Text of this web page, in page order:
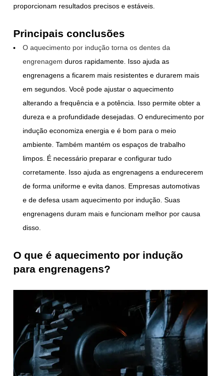
proporcionam resultados precisos e estáveis.
Principais conclusões
O aquecimento por indução torna os dentes da
engrenagem duros rapidamente. Isso ajuda as
engrenagens a ficarem mais resistentes e durarem mais
em segundos. Você pode ajustar o aquecimento
alterando a frequência e a potência. Isso permite obter a
dureza e a profundidade desejadas. O endurecimento por
indução economiza energia e é bom para o meio
ambiente. Também mantém os espaços de trabalho
limpos. É necessário preparar e configurar tudo
corretamente. Isso ajuda as engrenagens a endurecerem
de forma uniforme e evita danos. Empresas automotivas
e de defesa usam aquecimento por indução. Suas
engrenagens duram mais e funcionam melhor por causa
disso.
O que é aquecimento por indução
para engrenagens?